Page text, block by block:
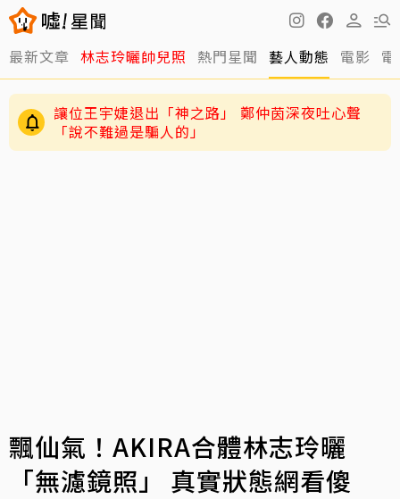
最新文章 林志玲曬帥兒照 熱門星聞 藝人動態 電影
讓位王宇婕退出「神之路」 鄭仲茵深夜吐心聲
「說不難過是騙人的」
飄仙氣！AKIRA合體林志玲曬
「無濾鏡照」 真實狀態網看傻